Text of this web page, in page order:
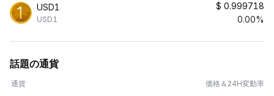
USD1
USD1
$ 0.999718
0.00%
話題の通貨
通貨 価格＆24H変動率